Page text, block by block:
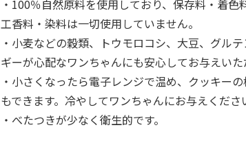
・100％自然原料を使用しており、保存料・着色
工香料・染料は一切使用していません。
・小麦などの穀類、トウモロコシ、大豆、グル
ギーが心配なワンちゃんにも安心してお与えいた
・小さくなったら電子レンジで温め、クッキー
もできます。冷やしてワンちゃんにお与えくださ
・べたつきが少なく衛生的です。